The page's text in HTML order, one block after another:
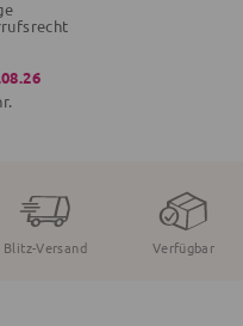
Blitz-Versand Verfügbar